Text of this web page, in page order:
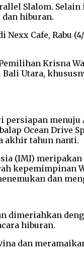
Slalom.
hiburan.
Cafe, Rabu
Krisna
Utara,
persiapan
Ocean Drive
akhir tahun nanti.
(IMI)
kepemimpinan
dan
dimeriahkan
hiburan.
dan